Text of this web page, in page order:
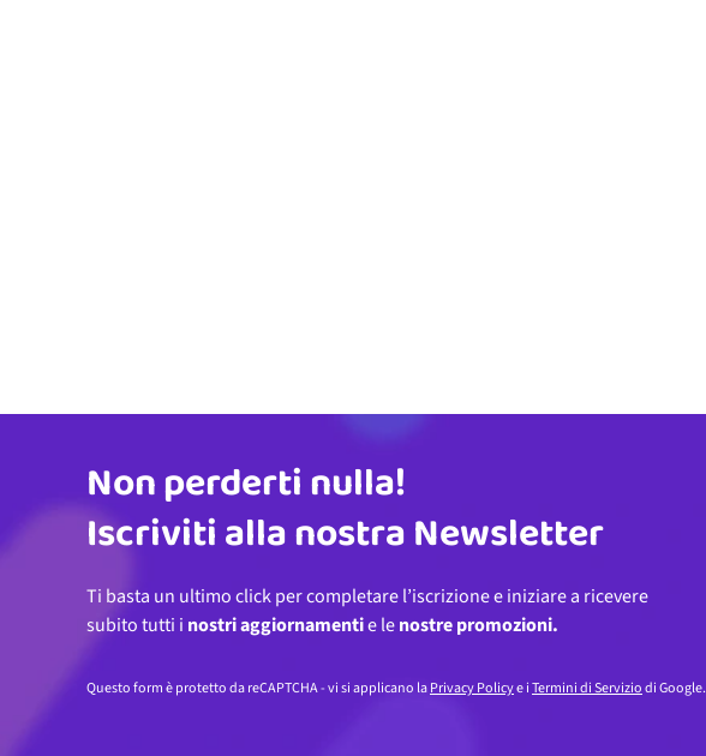
Indirizzo email
Non perderti nulla!
Iscriviti alla nostra Newsletter
Ti basta un ultimo click per completare l’iscrizione e iniziare a ricevere
subito tutti i nostri aggiornamentie lenostre promozioni.
Questo form è protetto da reCAPTCHA - vi si applicano laPrivacy Policye iTermini di Serviziodi Google.